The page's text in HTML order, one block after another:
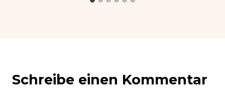
Schreibe einen Kommentar